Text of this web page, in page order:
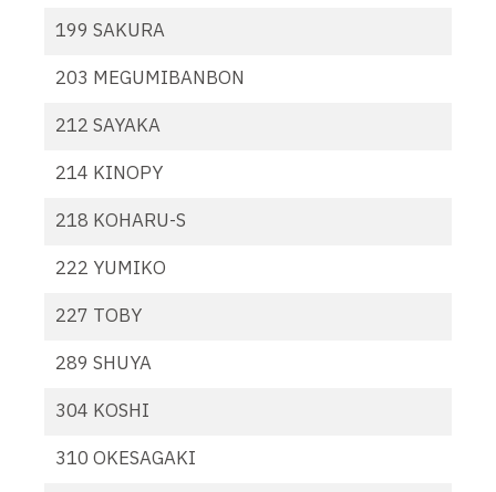
199 SAKURA
203 MEGUMIBANBON
212 SAYAKA
214 KINOPY
218 KOHARU-S
222 YUMIKO
227 TOBY
289 SHUYA
304 KOSHI
310 OKESAGAKI